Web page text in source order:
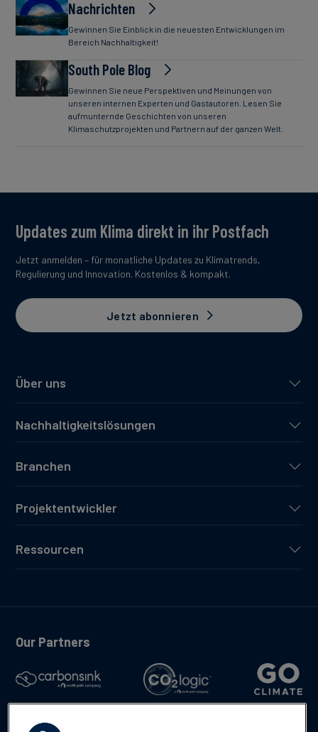
Nachrichten
Gewinnen Sie Einblick in die neuesten Entwicklungen im
Bereich Nachhaltigkeit!
South Pole Blog
Gewinnen Sie neue Perspektiven und Meinungen von
unseren internen Experten und Gastautoren. Lesen Sie
aufmunternde Geschichten von unseren
Klimaschutzprojekten und Partnern auf der ganzen Welt.
Über uns
Nachhaltigkeitslösungen
Branchen
Projektentwickler
Ressourcen
Updates zum Klima direkt in ihr Postfach
Jetzt anmelden – für monatliche Updates zu Klimatrends,
Regulierung und Innovation. Kostenlos & kompakt.
Jetzt abonnieren
Our Partners